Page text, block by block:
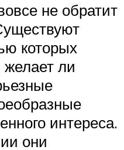
не обратит
которых
ли
интереса.
они